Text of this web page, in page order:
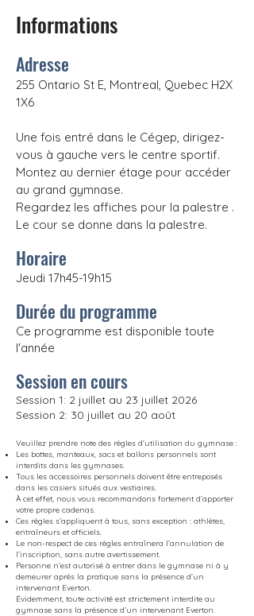
Informations
Adresse
255 Ontario St E, Montreal, Quebec H2X
1X6
Une fois entré dans le Cégep, dirigez-
vous à gauche vers le centre sportif.
Montez au dernier étage pour accéder
au grand gymnase.
Regardez les affiches pour la palestre .
Le cour se donne dans la palestre.
Horaire
Jeudi 17h45-19h15
Durée du programme
Ce programme est disponible toute
l'année
Session en cours
Session 1: 2 juillet au 23 juillet 2026
Session 2: 30 juillet au 20 août
Veuillez prendre note des règles d’utilisation du gymnase :
Les bottes, manteaux, sacs et ballons personnels sont
interdits dans les gymnases.
Tous les accessoires personnels doivent être entreposés
dans les casiers situés aux vestiaires.
À cet effet, nous vous recommandons fortement d’apporter
votre propre cadenas.
Ces règles s’appliquent à tous, sans exception : athlètes,
entraîneurs et officiels.
Le non-respect de ces règles entraînera l’annulation de
l’inscription, sans autre avertissement.
Personne n’est autorisé à entrer dans le gymnase ni à y
demeurer après la pratique sans la présence d’un
intervenant Everton.
Évidemment, toute activité est strictement interdite au
gymnase sans la présence d’un intervenant Everton.